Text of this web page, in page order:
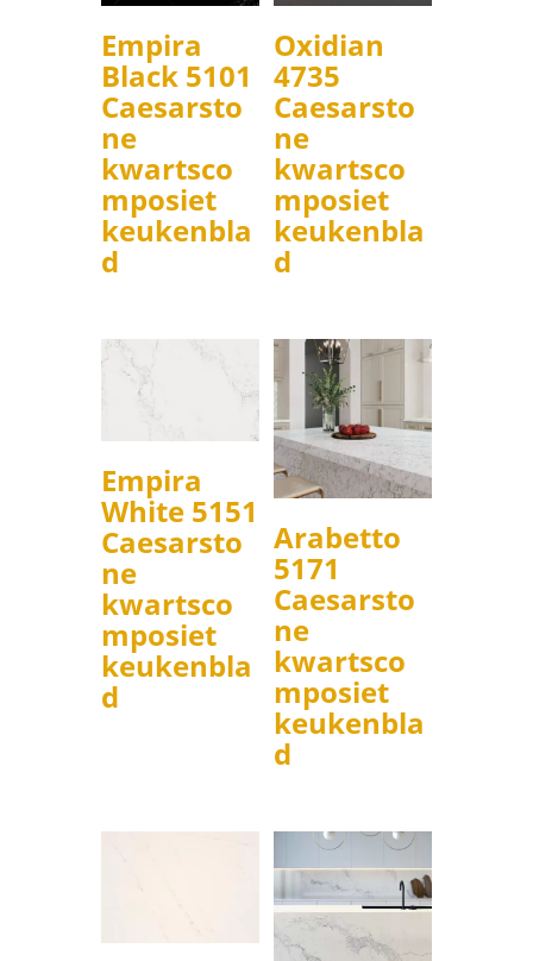
Empira
Black 5101
Caesarsto
ne
kwartsco
mposiet
keukenbla
d
Oxidian
4735
Caesarsto
ne
kwartsco
mposiet
keukenbla
d
Empira
White 5151
Caesarsto
ne
kwartsco
mposiet
keukenbla
d
Arabetto
5171
Caesarsto
ne
kwartsco
mposiet
keukenbla
d